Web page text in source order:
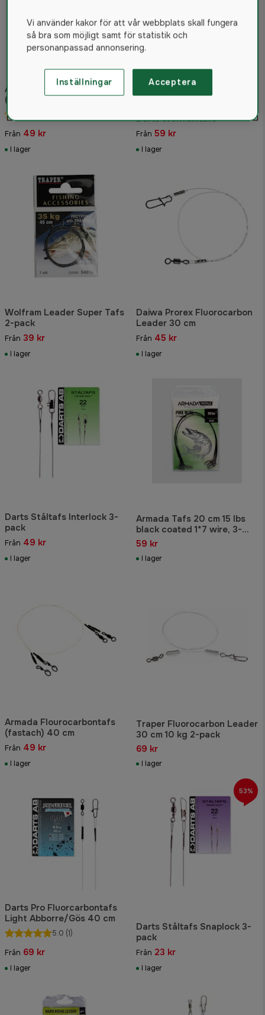
Armada Flourocarbontafs
(DuoLock) 40 cm
Från 49 kr
I lager
Darts Wolframtafs
Från 59 kr
I lager
Wolfram Leader Super Tafs
2-pack
Från 39 kr
I lager
Daiwa Prorex Fluorocarbon
Leader 30 cm
Från 45 kr
I lager
Darts Ståltafs Interlock 3-
pack
Från 49 kr
I lager
Armada Tafs 20 cm 15 lbs
black coated 1*7 wire, 3-
pack
59 kr
I lager
Armada Flourocarbontafs
(fastach) 40 cm
Från 49 kr
I lager
Traper Fluorocarbon Leader
30 cm 10 kg 2-pack
69 kr
I lager
Darts Pro Fluorcarbontafs
Light Abborre/Gös 40 cm
5.0 (1)
Från 69 kr
I lager
Darts Ståltafs Snaplock 3-
pack
Från 23 kr
I lager
53%
Vi använder kakor för att vår webbplats skall fungera
så bra som möjligt samt för statistik och
personanpassad annonsering.
Inställningar Acceptera